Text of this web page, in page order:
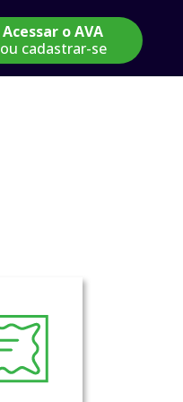
Acessar o AVA
ou cadastrar-se